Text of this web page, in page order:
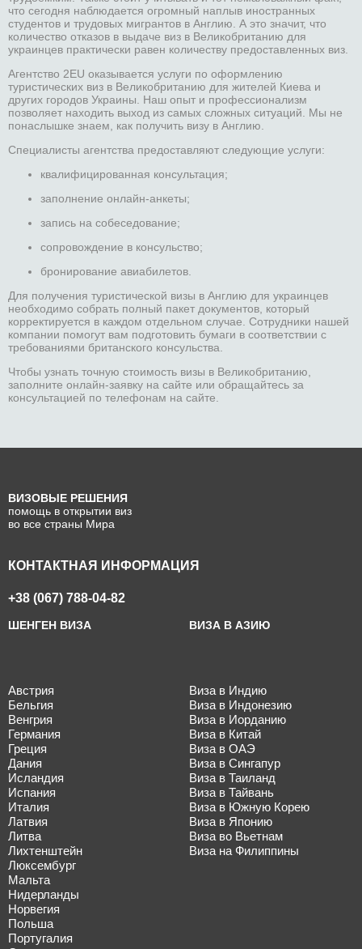
что сегодня наблюдается огромный наплыв иностранных
студентов и трудовых мигрантов в Англию. А это значит, что
количество отказов в выдаче виз в Великобританию для
украинцев практически равен количеству предоставленных виз.
Агентство 2EU оказывается услуги по оформлению
туристических виз в Великобританию для жителей Киева и
других городов Украины. Наш опыт и профессионализм
позволяет находить выход из самых сложных ситуаций. Мы не
понаслышке знаем, как получить визу в Англию.
Специалисты агентства предоставляют следующие услуги:
квалифицированная консультация;
заполнение онлайн-анкеты;
запись на собеседование;
сопровождение в консульство;
бронирование авиабилетов.
Для получения туристической визы в Англию для украинцев
необходимо собрать полный пакет документов, который
корректируется в каждом отдельном случае. Сотрудники нашей
компании помогут вам подготовить бумаги в соответствии с
требованиями британского консульства.
Чтобы узнать точную стоимость визы в Великобританию,
заполните онлайн-заявку на сайте или обращайтесь за
консультацией по телефонам на сайте.
ВИЗОВЫЕ РЕШЕНИЯ
помощь в открытии виз
во все страны Мира
КОНТАКТНАЯ ИНФОРМАЦИЯ
+38 (067) 788-04-82
ШЕНГЕН ВИЗА
Австрия
Бельгия
Венгрия
Германия
Греция
Дания
Исландия
Испания
Италия
Латвия
Литва
Лихтенштейн
Люксембург
Мальта
Нидерланды
Норвегия
Польша
Португалия
ВИЗА В АЗИЮ
Виза в Индию
Виза в Индонезию
Виза в Иорданию
Виза в Китай
Виза в ОАЭ
Виза в Сингапур
Виза в Таиланд
Виза в Тайвань
Виза в Южную Корею
Виза в Японию
Виза во Вьетнам
Виза на Филиппины